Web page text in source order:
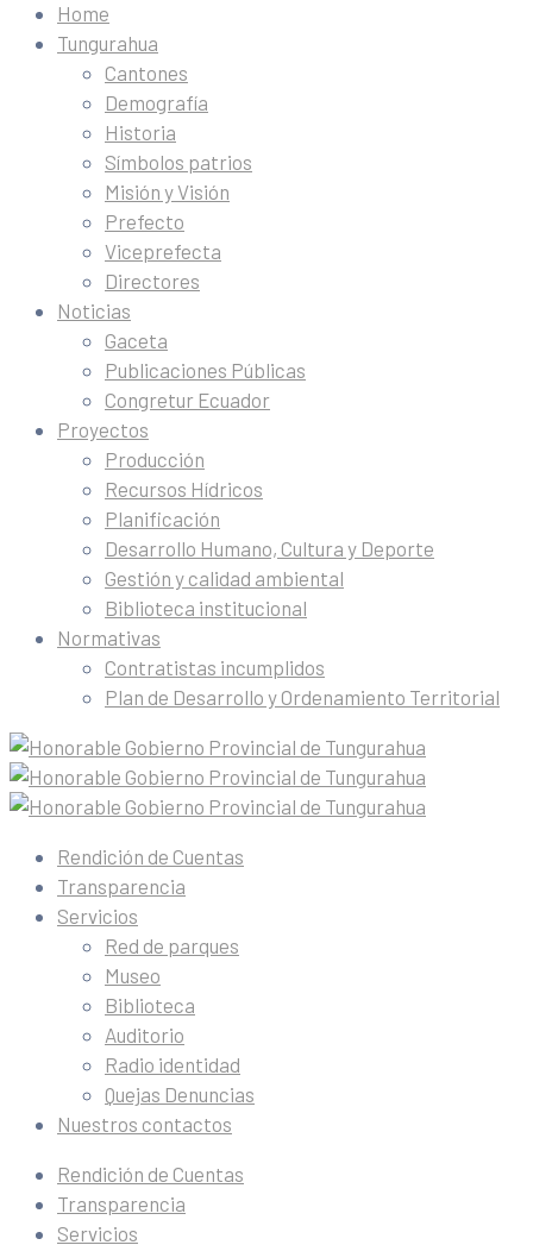
Home
Tungurahua
Cantones
Demografía
Historia
Símbolos patrios
Misión y Visión
Prefecto
Viceprefecta
Directores
Noticias
Gaceta
Publicaciones Públicas
Congretur Ecuador
Proyectos
Producción
Recursos Hídricos
Planificación
Desarrollo Humano, Cultura y Deporte
Gestión y calidad ambiental
Biblioteca institucional
Normativas
Contratistas incumplidos
Plan de Desarrollo y Ordenamiento Territorial
Rendición de Cuentas
Transparencia
Servicios
Red de parques
Museo
Biblioteca
Auditorio
Radio identidad
Quejas Denuncias
Nuestros contactos
Rendición de Cuentas
Transparencia
Servicios